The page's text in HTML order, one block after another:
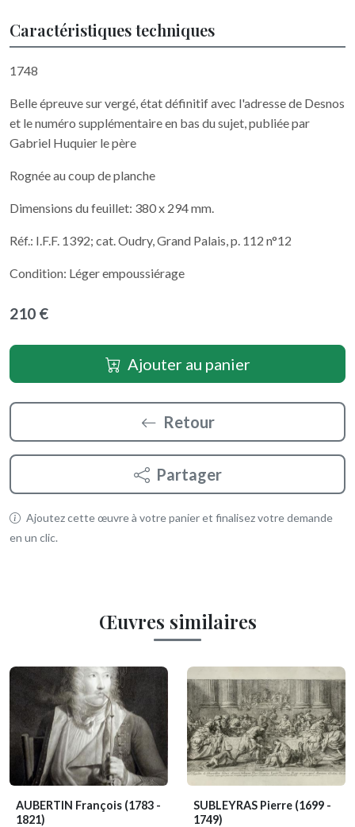
Caractéristiques techniques
1748
Belle épreuve sur vergé, état définitif avec l'adresse de Desnos
et le numéro supplémentaire en bas du sujet, publiée par
Gabriel Huquier le père
Rognée au coup de planche
Dimensions du feuillet: 380 x 294 mm.
Réf.: I.F.F. 1392; cat. Oudry, Grand Palais, p. 112 n°12
Condition: Léger empoussiérage
210 €
Ajouter au panier
Retour
Partager
Ajoutez cette œuvre à votre panier et finalisez votre demande
en un clic.
Œuvres similaires
AUBERTIN François (1783 -
1821)
SUBLEYRAS Pierre (1699 -
1749)